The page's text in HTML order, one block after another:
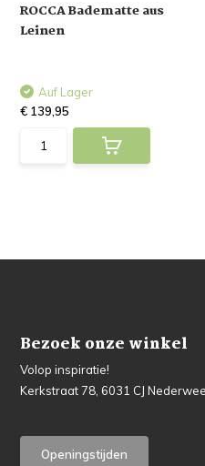
ROCCA Badematte aus
Leinen
Auf Lager
€ 139,95
Bezoek onze winkel
Volop inspiratie!
Kerkstraat 78, 6031 CJ
Openingstijden